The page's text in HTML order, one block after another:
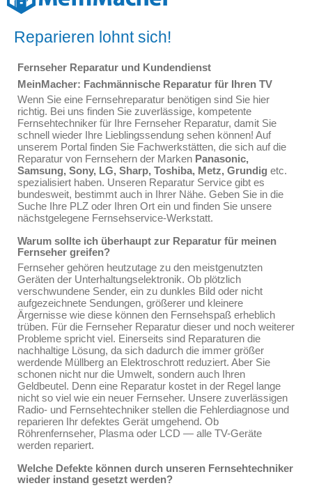
Reparieren lohnt sich!
Fernseher Reparatur und Kundendienst
MeinMacher: Fachmännische Reparatur für Ihren TV
Wenn Sie eine Fernsehreparatur benötigen sind Sie hier
richtig. Bei uns finden Sie zuverlässige, kompetente
Fernsehtechniker für Ihre Fernseher Reparatur, damit Sie
schnell wieder Ihre Lieblingssendung sehen können! Auf
unserem Portal finden Sie Fachwerkstätten, die sich auf die
Reparatur von Fernsehern der Marken Panasonic,
Samsung, Sony, LG, Sharp, Toshiba, Metz, Grundig etc.
spezialisiert haben. Unseren Reparatur Service gibt es
bundesweit, bestimmt auch in Ihrer Nähe. Geben Sie in die
Suche Ihre PLZ oder Ihren Ort ein und finden Sie unsere
nächstgelegene Fernsehservice-Werkstatt.
Warum sollte ich überhaupt zur Reparatur für meinen
Fernseher greifen?
Fernseher gehören heutzutage zu den meistgenutzten
Geräten der Unterhaltungselektronik. Ob plötzlich
verschwundene Sender, ein zu dunkles Bild oder nicht
aufgezeichnete Sendungen, größerer und kleinere
Ärgernisse wie diese können den Fernsehspaß erheblich
trüben. Für die Fernseher Reparatur dieser und noch weiterer
Probleme spricht viel. Einerseits sind Reparaturen die
nachhaltige Lösung, da sich dadurch die immer größer
werdende Müllberg an Elektroschrott reduziert. Aber Sie
schonen nicht nur die Umwelt, sondern auch Ihren
Geldbeutel. Denn eine Reparatur kostet in der Regel lange
nicht so viel wie ein neuer Fernseher. Unsere zuverlässigen
Radio- und Fernsehtechniker stellen die Fehlerdiagnose und
reparieren Ihr defektes Gerät umgehend. Ob
Röhrenfernseher, Plasma oder LCD — alle TV-Geräte
werden repariert.
Welche Defekte können durch unseren Fernsehtechniker
wieder instand gesetzt werden?